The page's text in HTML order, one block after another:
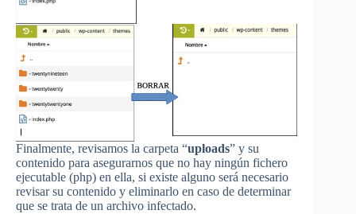
Finalmente, revisamos la carpeta “uploads” y su
contenido para asegurarnos que no hay ningún fichero
ejecutable (php) en ella, si existe alguno será necesario
revisar su contenido y eliminarlo en caso de determinar
que se trata de un archivo infectado.